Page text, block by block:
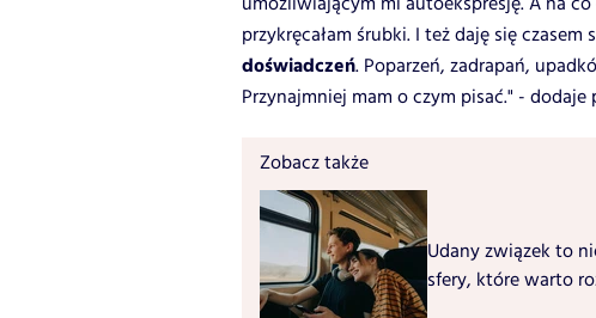
przykręcałam śrubki. I też daję się
doświadczeń. Poparzeń, zadrapań,
Przynajmniej mam o czym pisać." - dodaje
Zobacz także
Udany związek to
sfery, które warto